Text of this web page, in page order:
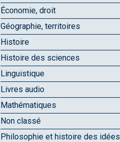
Économie, droit
Géographie, territoires
Histoire
Histoire des sciences
Linguistique
Livres audio
Mathématiques
Non classé
Philosophie et histoire des idées